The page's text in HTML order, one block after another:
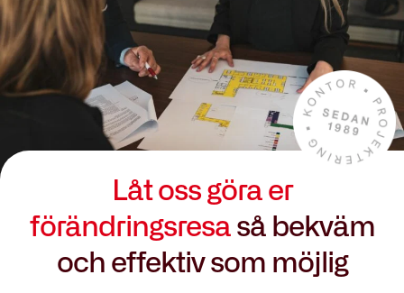
Låt oss göra er
förändringsresa så bekväm
och effektiv som möjlig